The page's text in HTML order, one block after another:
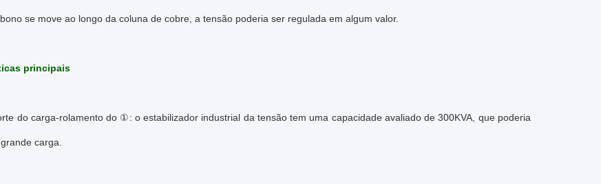
se move ao longo da coluna de cobre, a tensão poderia ser regulada em algum valor.
principais
do carga-rolamento do ①: o estabilizador industrial da tensão tem uma capacidade avaliado de 300KVA, que poderia
carga.